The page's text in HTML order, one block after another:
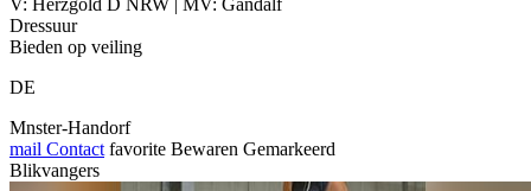
Dressuur
Bieden op veiling
DE
Mnster-Handorf
mail Contact favorite Bewaren Gemarkeerd
Blikvangers